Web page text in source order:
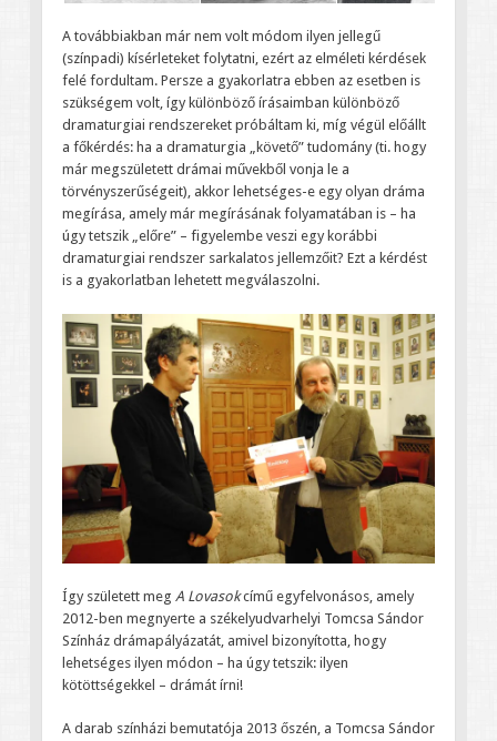
A továbbiakban már nem volt módom ilyen jellegű
(színpadi) kísérleteket folytatni, ezért az elméleti kérdések
felé fordultam. Persze a gyakorlatra ebben az esetben is
szükségem volt, így különböző írásaimban különböző
dramaturgiai rendszereket próbáltam ki, míg végül előállt
a főkérdés: ha a dramaturgia „követő” tudomány (ti. hogy
már megszületett drámai művekből vonja le a
törvényszerűségeit), akkor lehetséges-e egy olyan dráma
megírása, amely már megírásának folyamatában is – ha
úgy tetszik „előre” – figyelembe veszi egy korábbi
dramaturgiai rendszer sarkalatos jellemzőit? Ezt a kérdést
is a gyakorlatban lehetett megválaszolni.
Így született meg A Lovasokcímű egyfelvonásos, amely
2012-ben megnyerte a székelyudvarhelyi Tomcsa Sándor
Színház drámapályázatát, amivel bizonyította, hogy
lehetséges ilyen módon – ha úgy tetszik: ilyen
kötöttségekkel – drámát írni!
A darab színházi bemutatója 2013 őszén, a Tomcsa Sándor